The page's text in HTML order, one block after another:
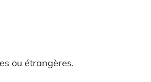
ou étrangères.